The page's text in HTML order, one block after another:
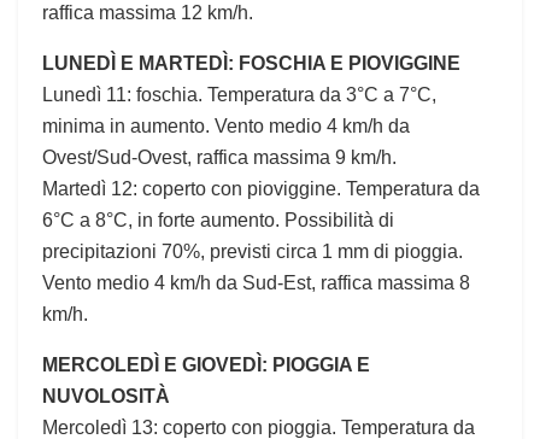
raffica massima 12 km/h.
LUNEDÌ E MARTEDÌ: FOSCHIA E PIOVIGGINE
Lunedì 11: foschia. Temperatura da 3°C a 7°C,
minima in aumento. Vento medio 4 km/h da
Ovest/Sud-Ovest, raffica massima 9 km/h.
Martedì 12: coperto con pioviggine. Temperatura da
6°C a 8°C, in forte aumento. Possibilità di
precipitazioni 70%, previsti circa 1 mm di pioggia.
Vento medio 4 km/h da Sud-Est, raffica massima 8
km/h.
MERCOLEDÌ E GIOVEDÌ: PIOGGIA E
NUVOLOSITÀ
Mercoledì 13: coperto con pioggia. Temperatura da